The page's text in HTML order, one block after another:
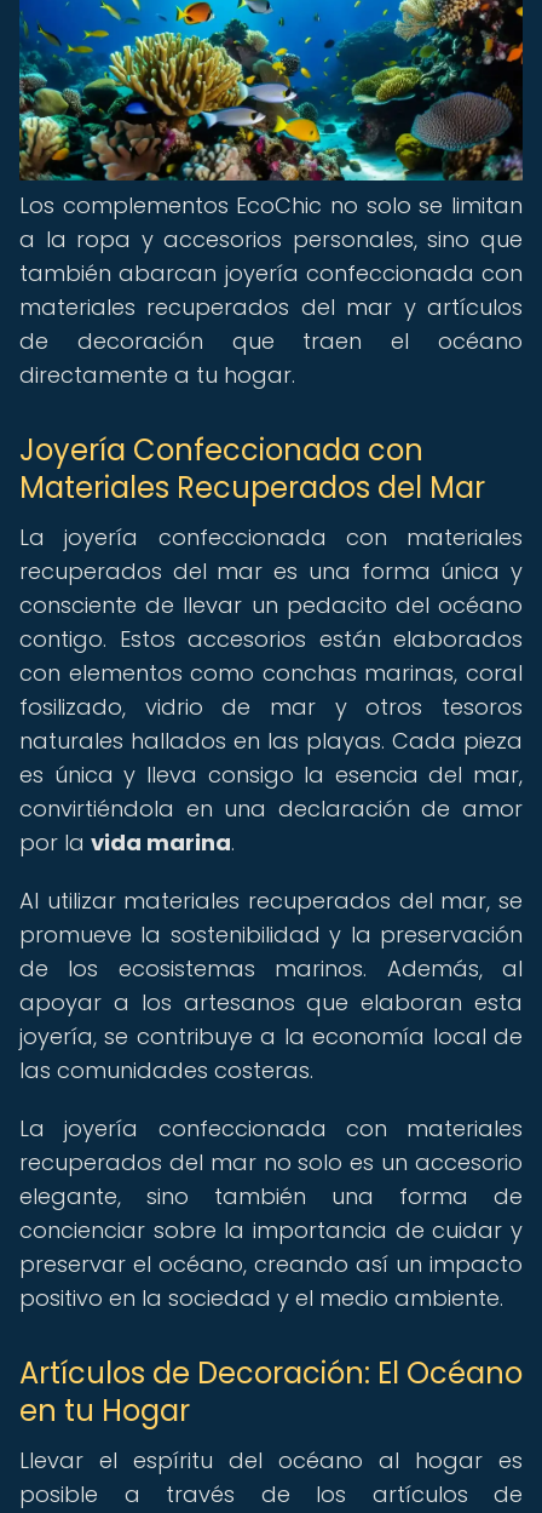
Los complementos EcoChic no solo se limitan
a la ropa y accesorios personales, sino que
también abarcan joyería confeccionada con
materiales recuperados del mar y artículos
de decoración que traen el océano
directamente a tu hogar.
Joyería Confeccionada con
Materiales Recuperados del Mar
La joyería confeccionada con materiales
recuperados del mar es una forma única y
consciente de llevar un pedacito del océano
contigo. Estos accesorios están elaborados
con elementos como conchas marinas, coral
fosilizado, vidrio de mar y otros tesoros
naturales hallados en las playas. Cada pieza
es única y lleva consigo la esencia del mar,
convirtiéndola en una declaración de amor
por la vida marina.
Al utilizar materiales recuperados del mar, se
promueve la sostenibilidad y la preservación
de los ecosistemas marinos. Además, al
apoyar a los artesanos que elaboran esta
joyería, se contribuye a la economía local de
las comunidades costeras.
La joyería confeccionada con materiales
recuperados del mar no solo es un accesorio
elegante, sino también una forma de
concienciar sobre la importancia de cuidar y
preservar el océano, creando así un impacto
positivo en la sociedad y el medio ambiente.
Artículos de Decoración: El Océano
en tu Hogar
Llevar el espíritu del océano al hogar es
posible a través de los artículos de